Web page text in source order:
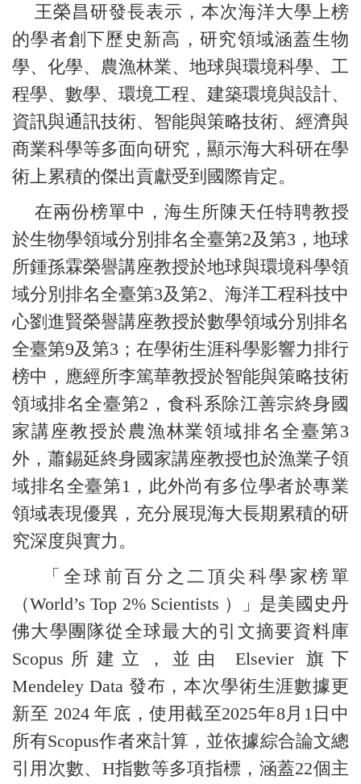
王榮昌研發長表示，本次海洋大學上榜
的學者創下歷史新高，研究領域涵蓋生物
學、化學、農漁林業、地球與環境科學、工
程學、數學、環境工程、建築環境與設計、
資訊與通訊技術、智能與策略技術、經濟與
商業科學等多面向研究，顯示海大科研在學
術上累積的傑出貢獻受到國際肯定。
在兩份榜單中，海生所陳天任特聘教授
於生物學領域分別排名全臺第2及第3，地球
所鍾孫霖榮譽講座教授於地球與環境科學領
域分別排名全臺第3及第2、海洋工程科技中
心劉進賢榮譽講座教授於數學領域分別排名
全臺第9及第3；在學術生涯科學影響力排行
榜中，應經所李篤華教授於智能與策略技術
領域排名全臺第2，食科系除江善宗終身國
家講座教授於農漁林業領域排名全臺第3
外， 蕭錫延終身國家講座教授也於漁業子領
域排名全臺第1，此外尚有多位學者於專業
領域表現優異，充分展現海大長期累積的研
究深度與實力。
「全球前百分之二頂尖科學家榜單
（World’s Top 2% Scientists ）」是美國史丹
佛大學團隊從全球最大的引文摘要資料庫
Scopus所建立，並由 Elsevier 旗下
Mendeley Data 發布，本次學術生涯數據更
新至 2024 年底，使用截至2025年8月1日中
所有Scopus作者來計算，並依據綜合論文總
引用次數、H指數等多項指標，涵蓋22個主